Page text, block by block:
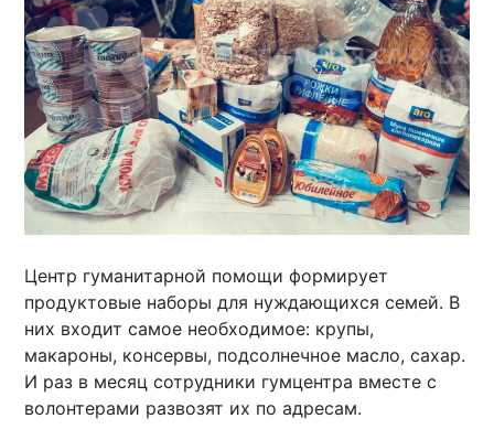
Центр гуманитарной помощи формирует
продуктовые наборы для нуждающихся семей. В
них входит самое необходимое: крупы,
макароны, консервы, подсолнечное масло, сахар.
И раз в месяц сотрудники гумцентра вместе с
волонтерами развозят их по адресам.